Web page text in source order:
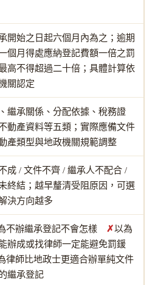
開始之日起六個月內為之；逾期
個月得處應納登記費額一倍之罰
高不得超過二十倍；具體計算依
關認定
繼承關係、分配依據、稅務證
動產資料等五類；實際應備文件
產類型與地政機關規範調整
成 / 文件不齊 / 繼承人不配合 /
終結；越早釐清受阻原因，可選
決方向越多
不辦繼承登記不會怎樣 ✗以為
辦成或找律師一定能避免罰鍰
律師比地政士更適合辦單純文件
繼承登記